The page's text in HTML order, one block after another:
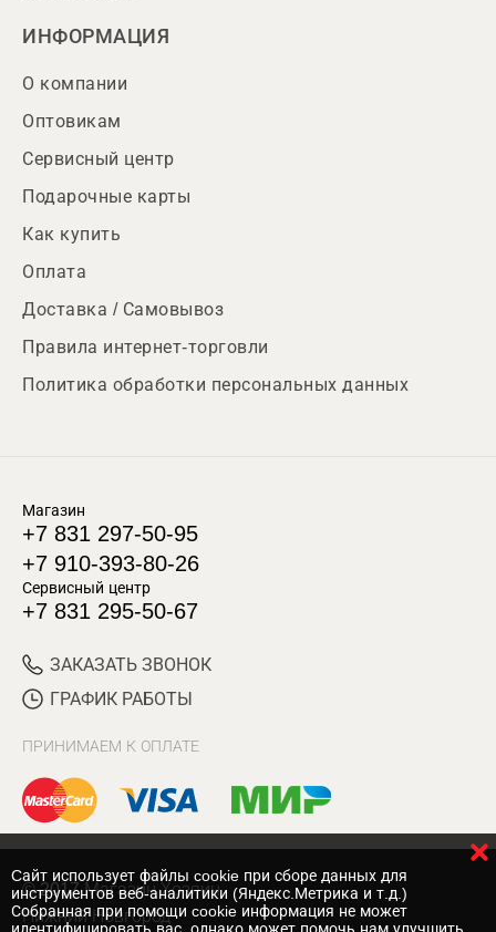
ИНФОРМАЦИЯ
О компании
Оптовикам
Сервисный центр
Подарочные карты
Как купить
Оплата
Доставка / Самовывоз
Правила интернет-торговли
Политика обработки персональных данных
Магазин
+7 831 297-50-95
+7 910-393-80-26
Сервисный центр
+7 831 295-50-67
ЗАКАЗАТЬ ЗВОНОК
ГРАФИК РАБОТЫ
ПРИНИМАЕМ К ОПЛАТЕ
© 2017 Магазин Хозяин
Нижний Новгород
Cайт использует файлы cookie при сборе данных для
инструментов веб-аналитики (Яндекс.Метрика и т.д.)
Собранная при помощи cookie информация не может